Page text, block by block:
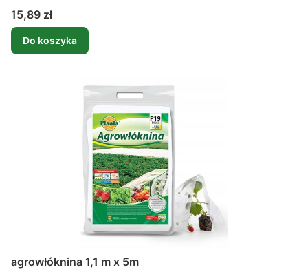
Cena
15,89 zł
Do koszyka
agrowłóknina 1,1 m x 5m